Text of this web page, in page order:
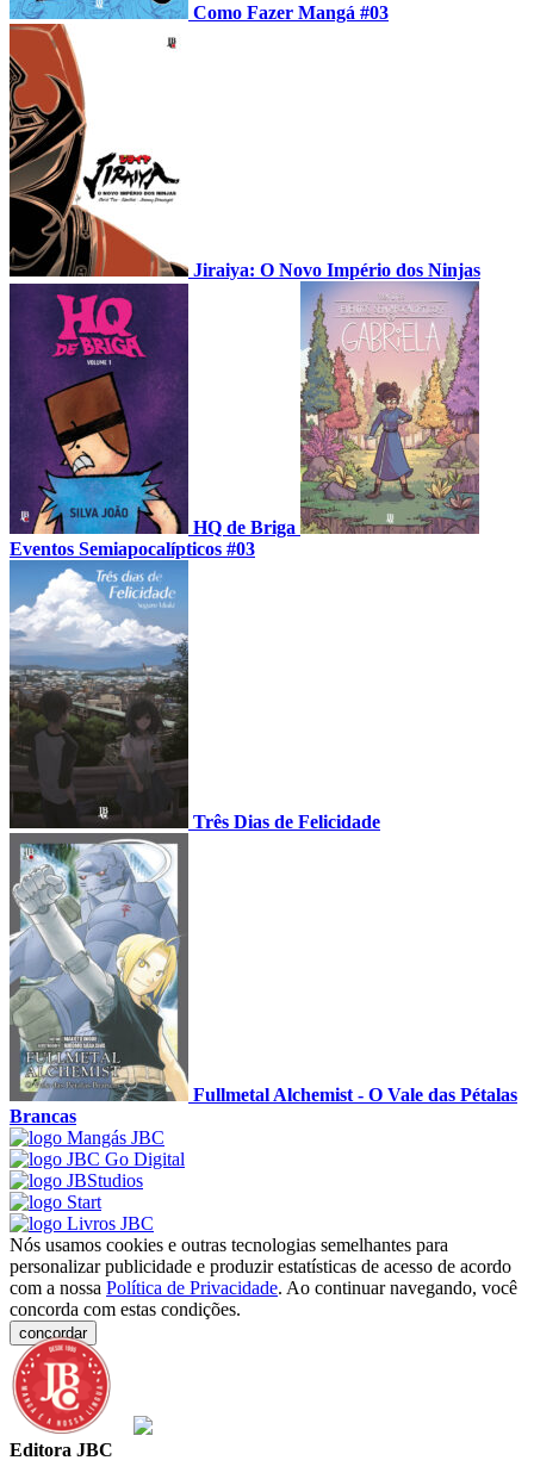
Como Fazer Mangá #03
Jiraiya: O Novo Império dos Ninjas
HQ de Briga
Eventos Semiapocalípticos #03
Três Dias de Felicidade
Fullmetal Alchemist - O Vale das Pétalas
Brancas
Nós usamos cookies e outras tecnologias semelhantes para
personalizar publicidade e produzir estatísticas de acesso de acordo
com a nossa Política de Privacidade. Ao continuar navegando, você
concorda com estas condições.
concordar
Editora JBC